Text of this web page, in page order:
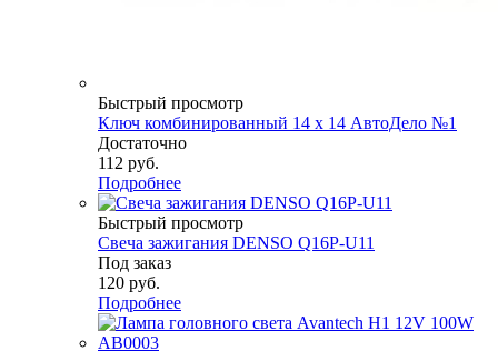
Быстрый просмотр
Ключ комбинированный 14 х 14 АвтоДело №1
Достаточно
112 руб.
Подробнее
Быстрый просмотр
Свеча зажигания DENSO Q16P-U11
Под заказ
120 руб.
Подробнее